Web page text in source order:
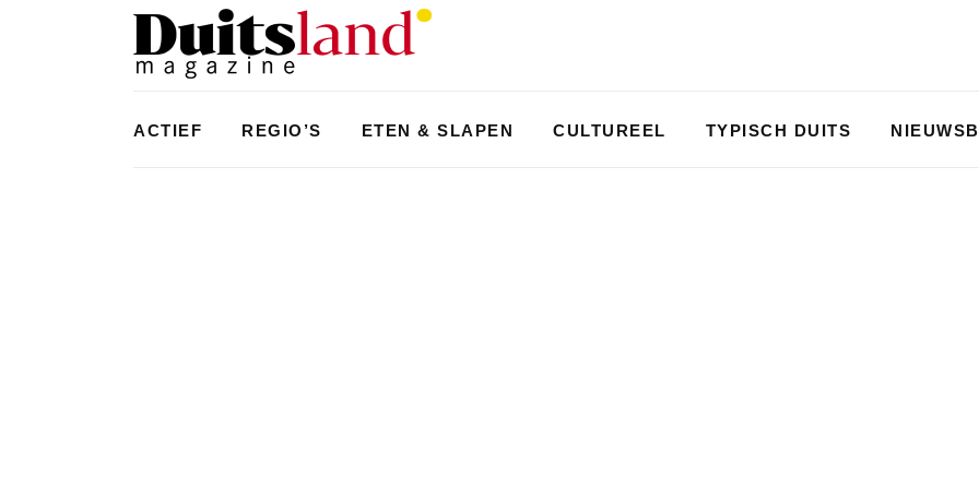
ACTIEF REGIO’S ETEN & SLAPEN CULTUREEL TYPISCH DUITS